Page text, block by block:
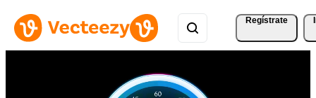
Regístrate